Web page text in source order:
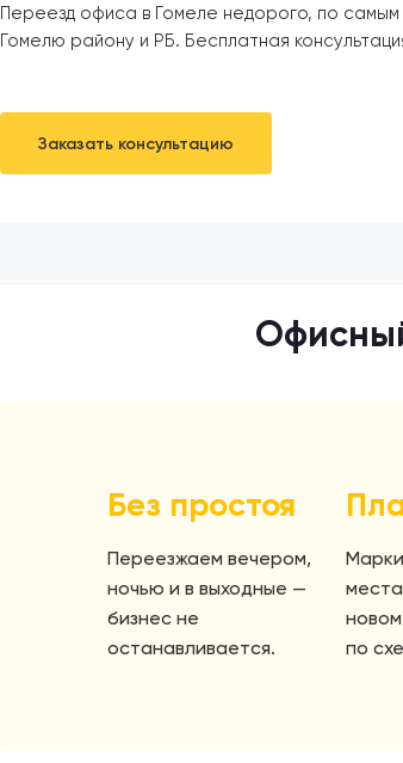
Переезд офиса в Гомеле недорого, по
Гомелю району и РБ. Бесплатная
Заказать консультацию
Без простоя
Переезжаем вечером,
ночью и в выходные —
бизнес не
останавливается.
по